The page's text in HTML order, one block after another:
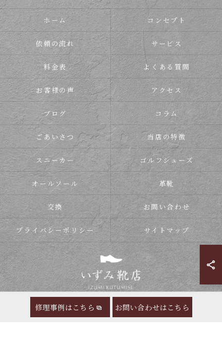
修理事例はこちら お問い合わせはこちら
ホーム コンセプト
依頼の流れ サービス
料金表 よくある質問
お客様の声 アクセス
ブログ コラム
ごあいさつ 当店の特徴
スニーカー ゴルフシューズ
オールソール 革靴
交換 お問い合わせ
プライバシーポリシー サイトマップ
© 2026 靴の修理ならいずみ靴店 ALL RIGHTS RESERVED.